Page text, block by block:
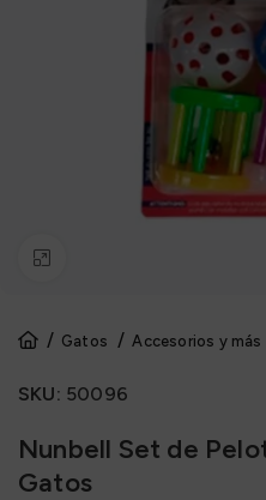
Gatos Accesorios y más
SKU: 50096
Nunbell Set de
Gatos